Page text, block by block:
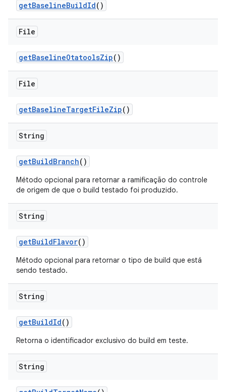
getBaselineBuildId()
File
getBaselineOtatoolsZip()
File
getBaselineTargetFileZip()
String
getBuildBranch()
Método opcional para retornar a ramificação do controle
de origem de que o build testado foi produzido.
String
getBuildFlavor()
Método opcional para retornar o tipo de build que está
sendo testado.
String
getBuildId()
Retorna o identificador exclusivo do build em teste.
String